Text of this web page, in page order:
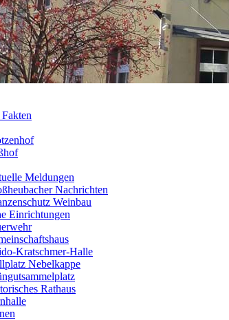
Meldungen
Nachrichten
Weinbau
Einrichtungen
Kratschmer-Halle
Nebelkappe
Rathaus